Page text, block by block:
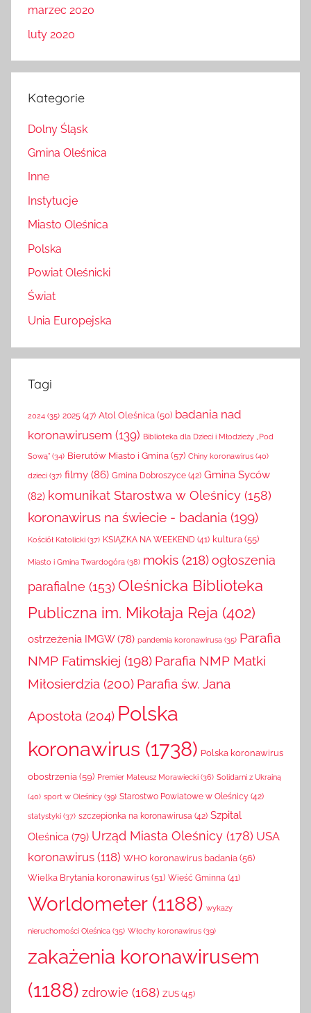
marzec 2020
luty 2020
Kategorie
Dolny Śląsk
Gmina Oleśnica
Inne
Instytucje
Miasto Oleśnica
Polska
Powiat Oleśnicki
Świat
Unia Europejska
Tagi
2024 (35) 2025 (47) Atol Oleśnica (50) badania nad
koronawirusem (139) Biblioteka dla Dzieci i Młodzieży „Pod
Sową” (34) Bierutów Miasto i Gmina (57) Chiny koronawirus (40)
dzieci (37) filmy (86) Gmina Dobroszyce (42) Gmina Syców
(82) komunikat Starostwa w Oleśnicy (158)
koronawirus na świecie - badania (199)
Kościół Katolicki (37) KSIĄŻKA NA WEEKEND (41) kultura (55)
Miasto i Gmina Twardogóra (38) mokis (218)ogłoszenia
parafialne (153) Oleśnicka Biblioteka
Publiczna im. Mikołaja Reja (402)
ostrzeżenia IMGW (78) pandemia koronawirusa (35) Parafia
NMP Fatimskiej (198) Parafia NMP Matki
Miłosierdzia (200) Parafia św. Jana
Apostoła (204) Polska
koronawirus (1738) Polska koronawirus
obostrzenia(59) Premier Mateusz Morawiecki (36) Solidarni z Ukrainą
(40) sport w Oleśnicy (39) Starostwo Powiatowe w Oleśnicy (42)
statystyki (37) szczepionka na koronawirusa (42) Szpital
Oleśnica (79) Urząd Miasta Oleśnicy (178) USA
koronawirus (118) WHO koronawirus badania (56)
Wielka Brytania koronawirus (51) Wieść Gminna (41)
Worldometer(1188) wykazy
nieruchomości Oleśnica (35) Włochy koronawirus (39)
zakażenia koronawirusem
(1188) zdrowie (168) ZUS (45)